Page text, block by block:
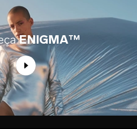
ENIGMA™